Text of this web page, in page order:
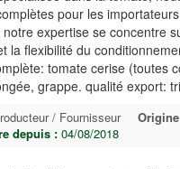
pour les
expertise se concentre
la flexibilité du
tomate cerise (toutes
grappe. qualité export: tri
/ Fournisseur
depuis : 04/08/2018